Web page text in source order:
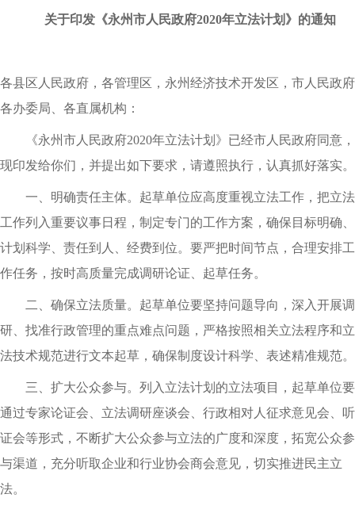
关于印发 《永州市人民政府2020年立法计划》的通知
各县区人民政府，各管理区，永州经济技术开发区，市人民政府
各办委局、各直属机构：
《永州市人民政府2020年立法计划》已经市人民政府同意，
现印发给你们，并提出如下要求，请遵照执行，认真抓好落实。
一、明确责任主体。起草单位应高度重视立法工作，把立法
工作列入重要议事日程，制定专门的工作方案，确保目标明确、
计划科学、责任到人、经费到位。要严把时间节点，合理安排工
作任务，按时高质量完成调研论证、起草任务。
二、确保立法质量。起草单位要坚持问题导向，深入开展调
研、找准行政管理的重点难点问题，严格按照相关立法程序和立
法技术规范进行文本起草，确保制度设计科学、表述精准规范。
三、扩大公众参与。列入立法计划的立法项目，起草单位要
通过专家论证会、立法调研座谈会、行政相对人征求意见会、听
证会等形式，不断扩大公众参与立法的广度和深度，拓宽公众参
与渠道，充分听取企业和行业协会商会意见，切实推进民主立
法。